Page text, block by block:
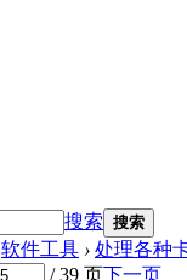
搜索 搜索
软件工具 › 处理各种
/ 39 页下一页